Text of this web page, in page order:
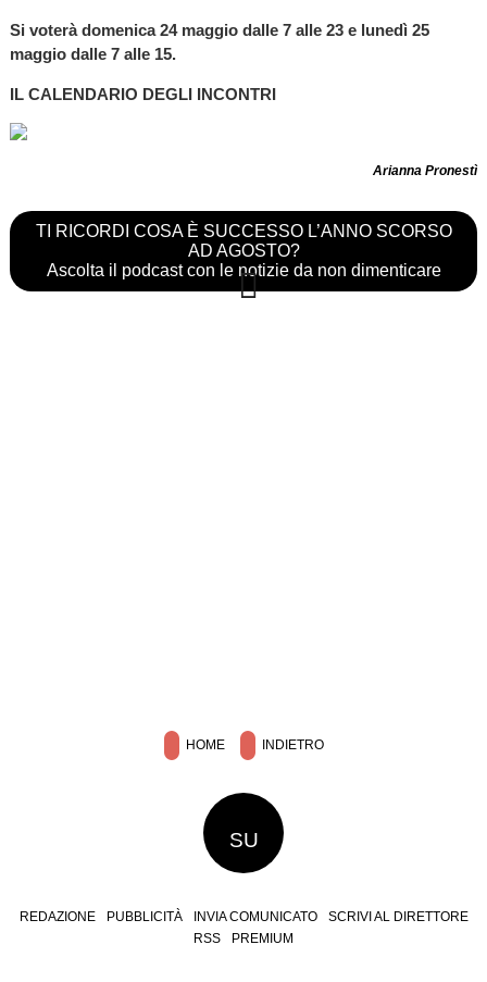
Si voterà domenica 24 maggio dalle 7 alle 23 e lunedì 25
maggio dalle 7 alle 15.
IL CALENDARIO DEGLI INCONTRI
Arianna Pronestì
TI RICORDI COSA È SUCCESSO L’ANNO SCORSO
AD AGOSTO?
Ascolta il podcast con le notizie da non dimenticare
HOME INDIETRO
SU
REDAZIONE PUBBLICITÀ INVIA COMUNICATO
SCRIVI AL DIRETTORE
RSS
PREMIUM